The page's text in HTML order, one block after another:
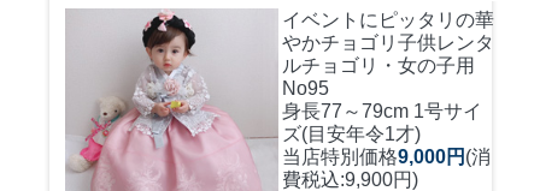
イベントにピッタリの華
やかチョゴリ 子供レンタ
ルチョゴリ・女の子用
No95
身長77～79cm 1号サイ
ズ(目安年令1才)
当店特別価格9,000円 (消
費税込:9,900円)